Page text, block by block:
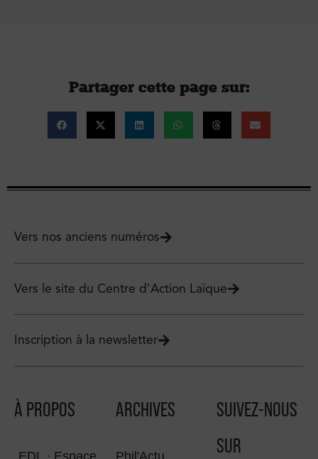
Partager cette page sur :
Vers nos anciens numéros
Vers le site du Centre d'Action Laïque
Inscription à la newsletter
À PROPOS ARCHIVES
SUIVEZ-NOUS
SUR